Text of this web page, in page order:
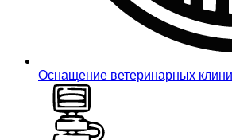
Оснащение ветеринарных